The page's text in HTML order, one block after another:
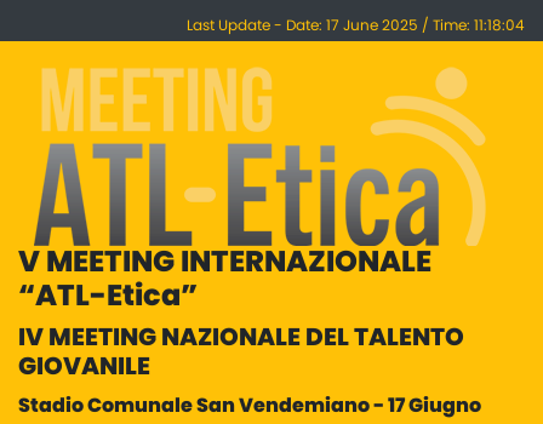
Last Update - Date: 17 June 2025 / Time: 11:18:04
V MEETING INTERNAZIONALE
“ATL-Etica”
IV MEETING NAZIONALE DEL TALENTO
GIOVANILE
Stadio Comunale San Vendemiano - 17 Giugno